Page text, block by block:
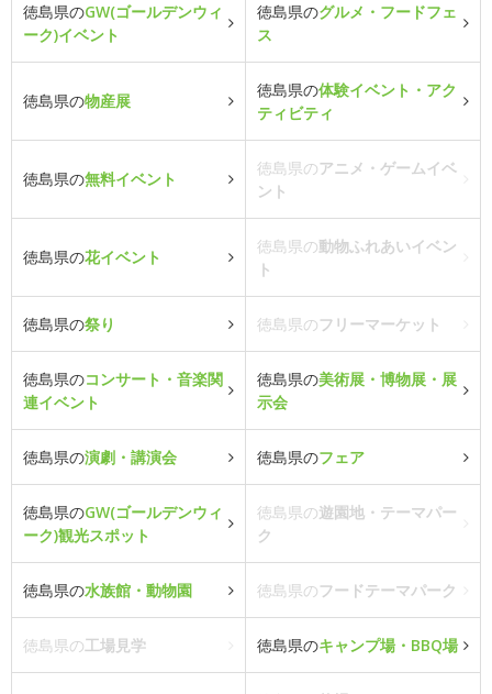
徳島県のGW(ゴールデンウィ
ーク)イベント
徳島県のグルメ・フードフェ
ス
徳島県の物産展
徳島県の体験イベント・アク
ティビティ
徳島県の無料イベント
徳島県のアニメ・ゲームイベ
ント
徳島県の花イベント
徳島県の動物ふれあいイベン
ト
徳島県の祭り 徳島県のフリーマーケット
徳島県のコンサート・音楽関
連イベント
徳島県の美術展・博物展・展
示会
徳島県の演劇・講演会 徳島県のフェア
徳島県のGW(ゴールデンウィ
ーク)観光スポット
徳島県の遊園地・テーマパー
ク
徳島県の水族館・動物園 徳島県のフードテーマパーク
徳島県の工場見学 徳島県のキャンプ場・BBQ場